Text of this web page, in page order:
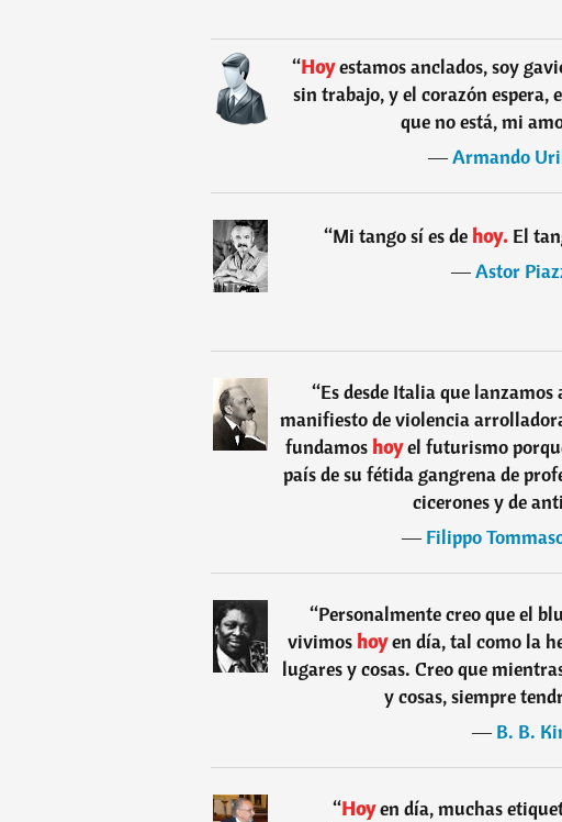
“Hoyestamos anclados, soy
sin trabajo, y el corazón espera,
que no está, mi
―Armando
“Mi tango sí es de hoy. El
―Astor
“Es desde Italia que
manifiesto de violencia
fundamos hoyel futurismo
país de su fétida gangrena de
cicerones y de
―Filippo
“Personalmente creo que el
vivimoshoyen día, tal como la
lugares y cosas. Creo que
y cosas, siempre
―B. B.
“Hoyen día, muchas